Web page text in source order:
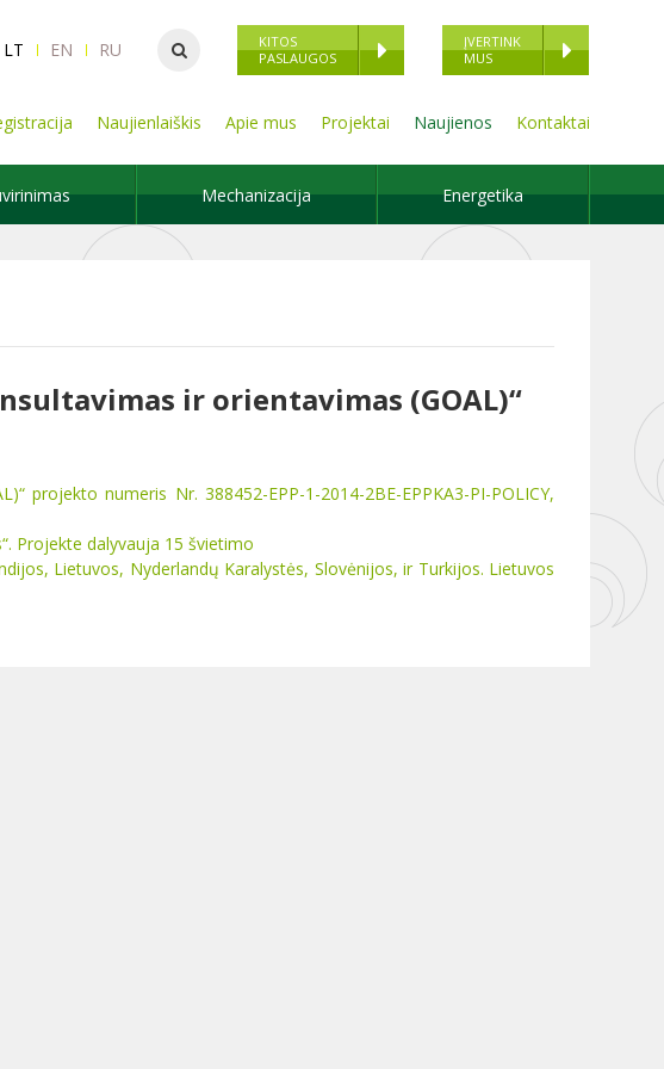
LT EN RU
KITOS
PASLAUGOS
ĮVERTINK
MUS
Naujienlaiškis Apie mus Projektai Naujienos Kontaktai
Mechanizacija Energetika
ir orientavimas (GOAL)“
projekto numeris Nr. 388452-EPP-1-2014-2BE-EPPKA3-PI-POLICY,
Projekte dalyvauja 15 švietimo
Lietuvos, Nyderlandų Karalystės, Slovėnijos, ir Turkijos. Lietuvos